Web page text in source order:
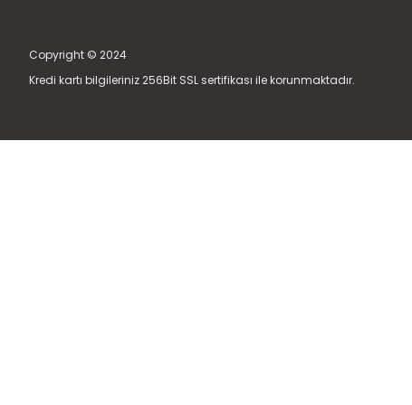
Copyright © 2024
Kredi kartı bilgileriniz 256Bit SSL sertifikası ile korunmaktadır.